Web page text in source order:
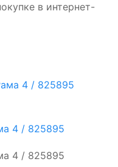
в интернет-
4 / 825895
4 / 825895